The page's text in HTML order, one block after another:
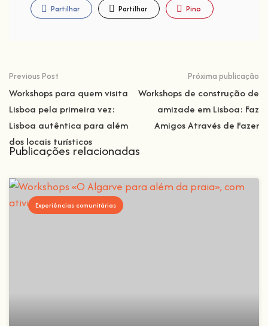
Partilhar Partilhar Pino
Previous Post
Workshops para quem visita
Lisboa pela primeira vez:
Lisboa autêntica para além
dos locais turísticos
Próxima publicação
Workshops de construção de
amizade em Lisboa: Faz
Amigos Através de Fazer
Publicações relacionadas
Experiências comunitárias